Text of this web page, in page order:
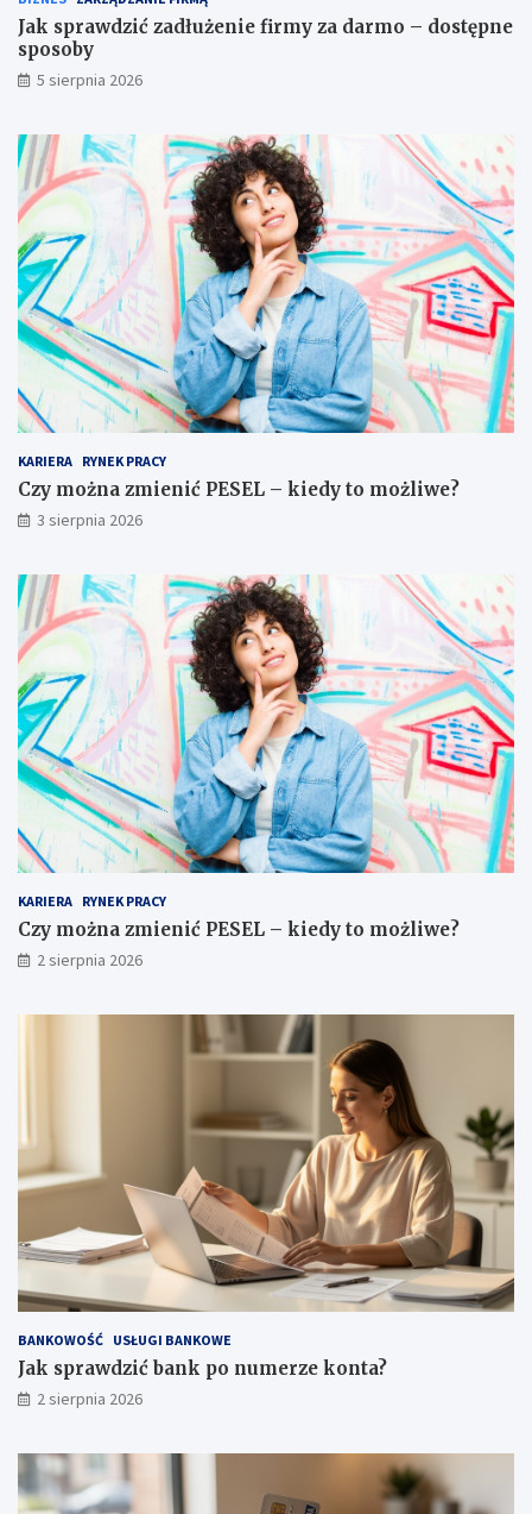
Jak sprawdzić zadłużenie firmy za darmo – dostępne
sposoby
5 sierpnia 2026
KARIERA RYNEK PRACY
Czy można zmienić PESEL – kiedy to możliwe?
3 sierpnia 2026
KARIERA RYNEK PRACY
Czy można zmienić PESEL – kiedy to możliwe?
2 sierpnia 2026
BANKOWOŚĆ USŁUGI BANKOWE
Jak sprawdzić bank po numerze konta?
2 sierpnia 2026